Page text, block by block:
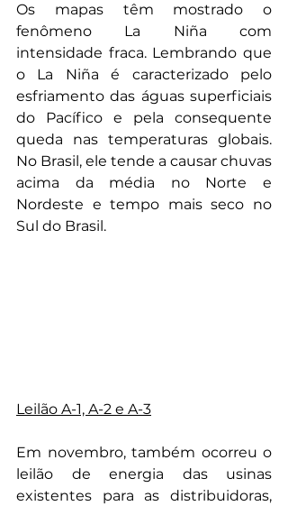
Os mapas têm mostrado o
fenômeno La Niña com
intensidade fraca. Lembrando que
o La Niña é caracterizado pelo
esfriamento das águas superficiais
do Pacífico e pela consequente
queda nas temperaturas globais.
No Brasil, ele tende a causar chuvas
acima da média no Norte e
Nordeste e tempo mais seco no
Sul do Brasil.
Leilão A-1, A-2 e A-3
Em novembro, também ocorreu o
leilão de energia das usinas
existentes para as distribuidoras,